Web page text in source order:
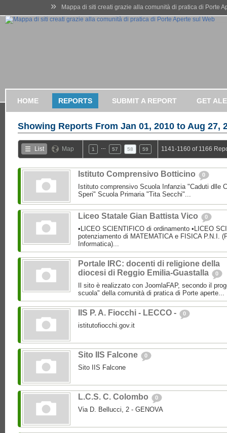
» Mappa di siti creati grazie alla comunità di pratica di Porte
HOME REPORTS SUBMIT A REPORT GET
Showing Reports From Jan 01, 2010 to Aug 27,
List Map 1 57 58 59 1141-1160 of 1166
Istituto Comprensivo Botticino 0
Istituto comprensivo Scuola Infanzia "Caduti dlle
Speri" Scuola Primaria "Tita Secchi"...
Liceo Statale Gian Battista Vico 0
•LICEO SCIENTIFICO di ordinamento •LICEO
potenziamento di MATEMATICA e FISICA P.N.I.
Informatica)...
Portale IRC: docenti di religione della
diocesi di Reggio Emilia-Guastalla
0
Il sito è realizzato con JoomlaFAP, secondo il
scuola" della comunità di pratica di Porte aperte...
IIS P. A. Fiocchi - LECCO - 0
istitutofiocchi.gov.it
Sito IIS Falcone 0
Sito IIS Falcone
L.C.S. C. Colombo 0
Via D. Bellucci, 2 - GENOVA